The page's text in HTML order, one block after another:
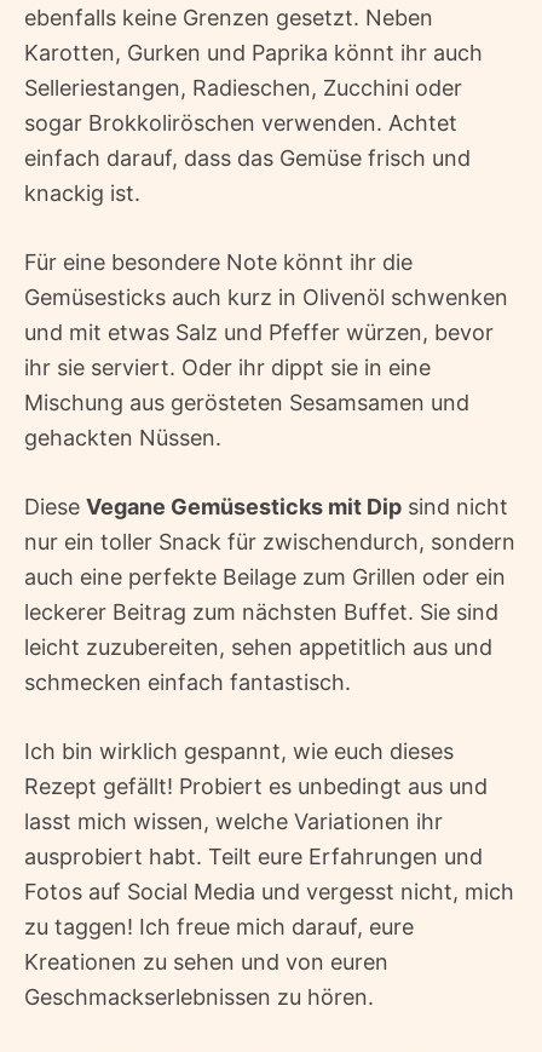
ebenfalls keine Grenzen gesetzt. Neben
Karotten, Gurken und Paprika könnt ihr auch
Selleriestangen, Radieschen, Zucchini oder
sogar Brokkoliröschen verwenden. Achtet
einfach darauf, dass das Gemüse frisch und
knackig ist.
Für eine besondere Note könnt ihr die
Gemüsesticks auch kurz in Olivenöl schwenken
und mit etwas Salz und Pfeffer würzen, bevor
ihr sie serviert. Oder ihr dippt sie in eine
Mischung aus gerösteten Sesamsamen und
gehackten Nüssen.
Diese Vegane Gemüsesticks mit Dip sind nicht
nur ein toller Snack für zwischendurch, sondern
auch eine perfekte Beilage zum Grillen oder ein
leckerer Beitrag zum nächsten Buffet. Sie sind
leicht zuzubereiten, sehen appetitlich aus und
schmecken einfach fantastisch.
Ich bin wirklich gespannt, wie euch dieses
Rezept gefällt! Probiert es unbedingt aus und
lasst mich wissen, welche Variationen ihr
ausprobiert habt. Teilt eure Erfahrungen und
Fotos auf Social Media und vergesst nicht, mich
zu taggen! Ich freue mich darauf, eure
Kreationen zu sehen und von euren
Geschmackserlebnissen zu hören.